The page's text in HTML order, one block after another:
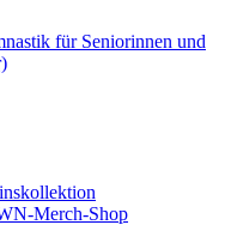
für Seniorinnen und
Merch-Shop